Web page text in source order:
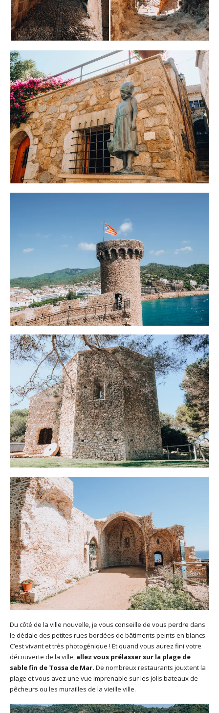
Du côté de la ville nouvelle, je vous conseille de vous perdre dans
le dédale des petites rues bordées de bâtiments peints en blancs.
C’est vivant et très photogénique ! Et quand vous aurez fini votre
découverte de la ville, allez vous prélasser sur la plage de
sable fin de Tossa de Mar. De nombreux restaurants jouxtent la
plage et vous avez une vue imprenable sur les jolis bateaux de
pêcheurs ou les murailles de la vieille ville.